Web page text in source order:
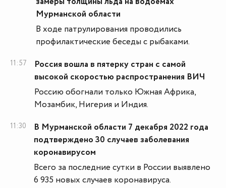
Мурманской области
В ходе патрулирования проводились
профилактические беседы с рыбаками.
11:57
Россия вошла в пятерку стран с самой
высокой скоростью распространения ВИЧ
Россию обогнали только Южная Африка,
Мозамбик, Нигерия и Индия.
11:30
В Мурманской области 7 декабря 2022 года
подтверждено 30 случаев заболевания
коронавирусом
Всего за последние сутки в России выявлено
6 935 новых случаев коронавируса.